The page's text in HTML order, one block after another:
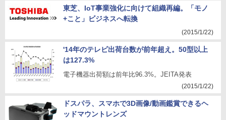
東芝、IoT事業強化に向けて組織再編。「モノ
+こと」ビジネスへ転換
(2015/1/22)
'14年のテレビ出荷台数が前年超え。50型以上
は127.3%
電子機器出荷額は前年比96.3%。JEITA発表
(2015/1/22)
ドスパラ、スマホで3D画像/動画鑑賞できるヘ
ッドマウントレンズ